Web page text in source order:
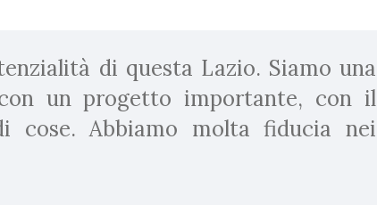
di questa Lazio. Siamo una
un progetto importante, con il
cose. Abbiamo molta fiducia nei